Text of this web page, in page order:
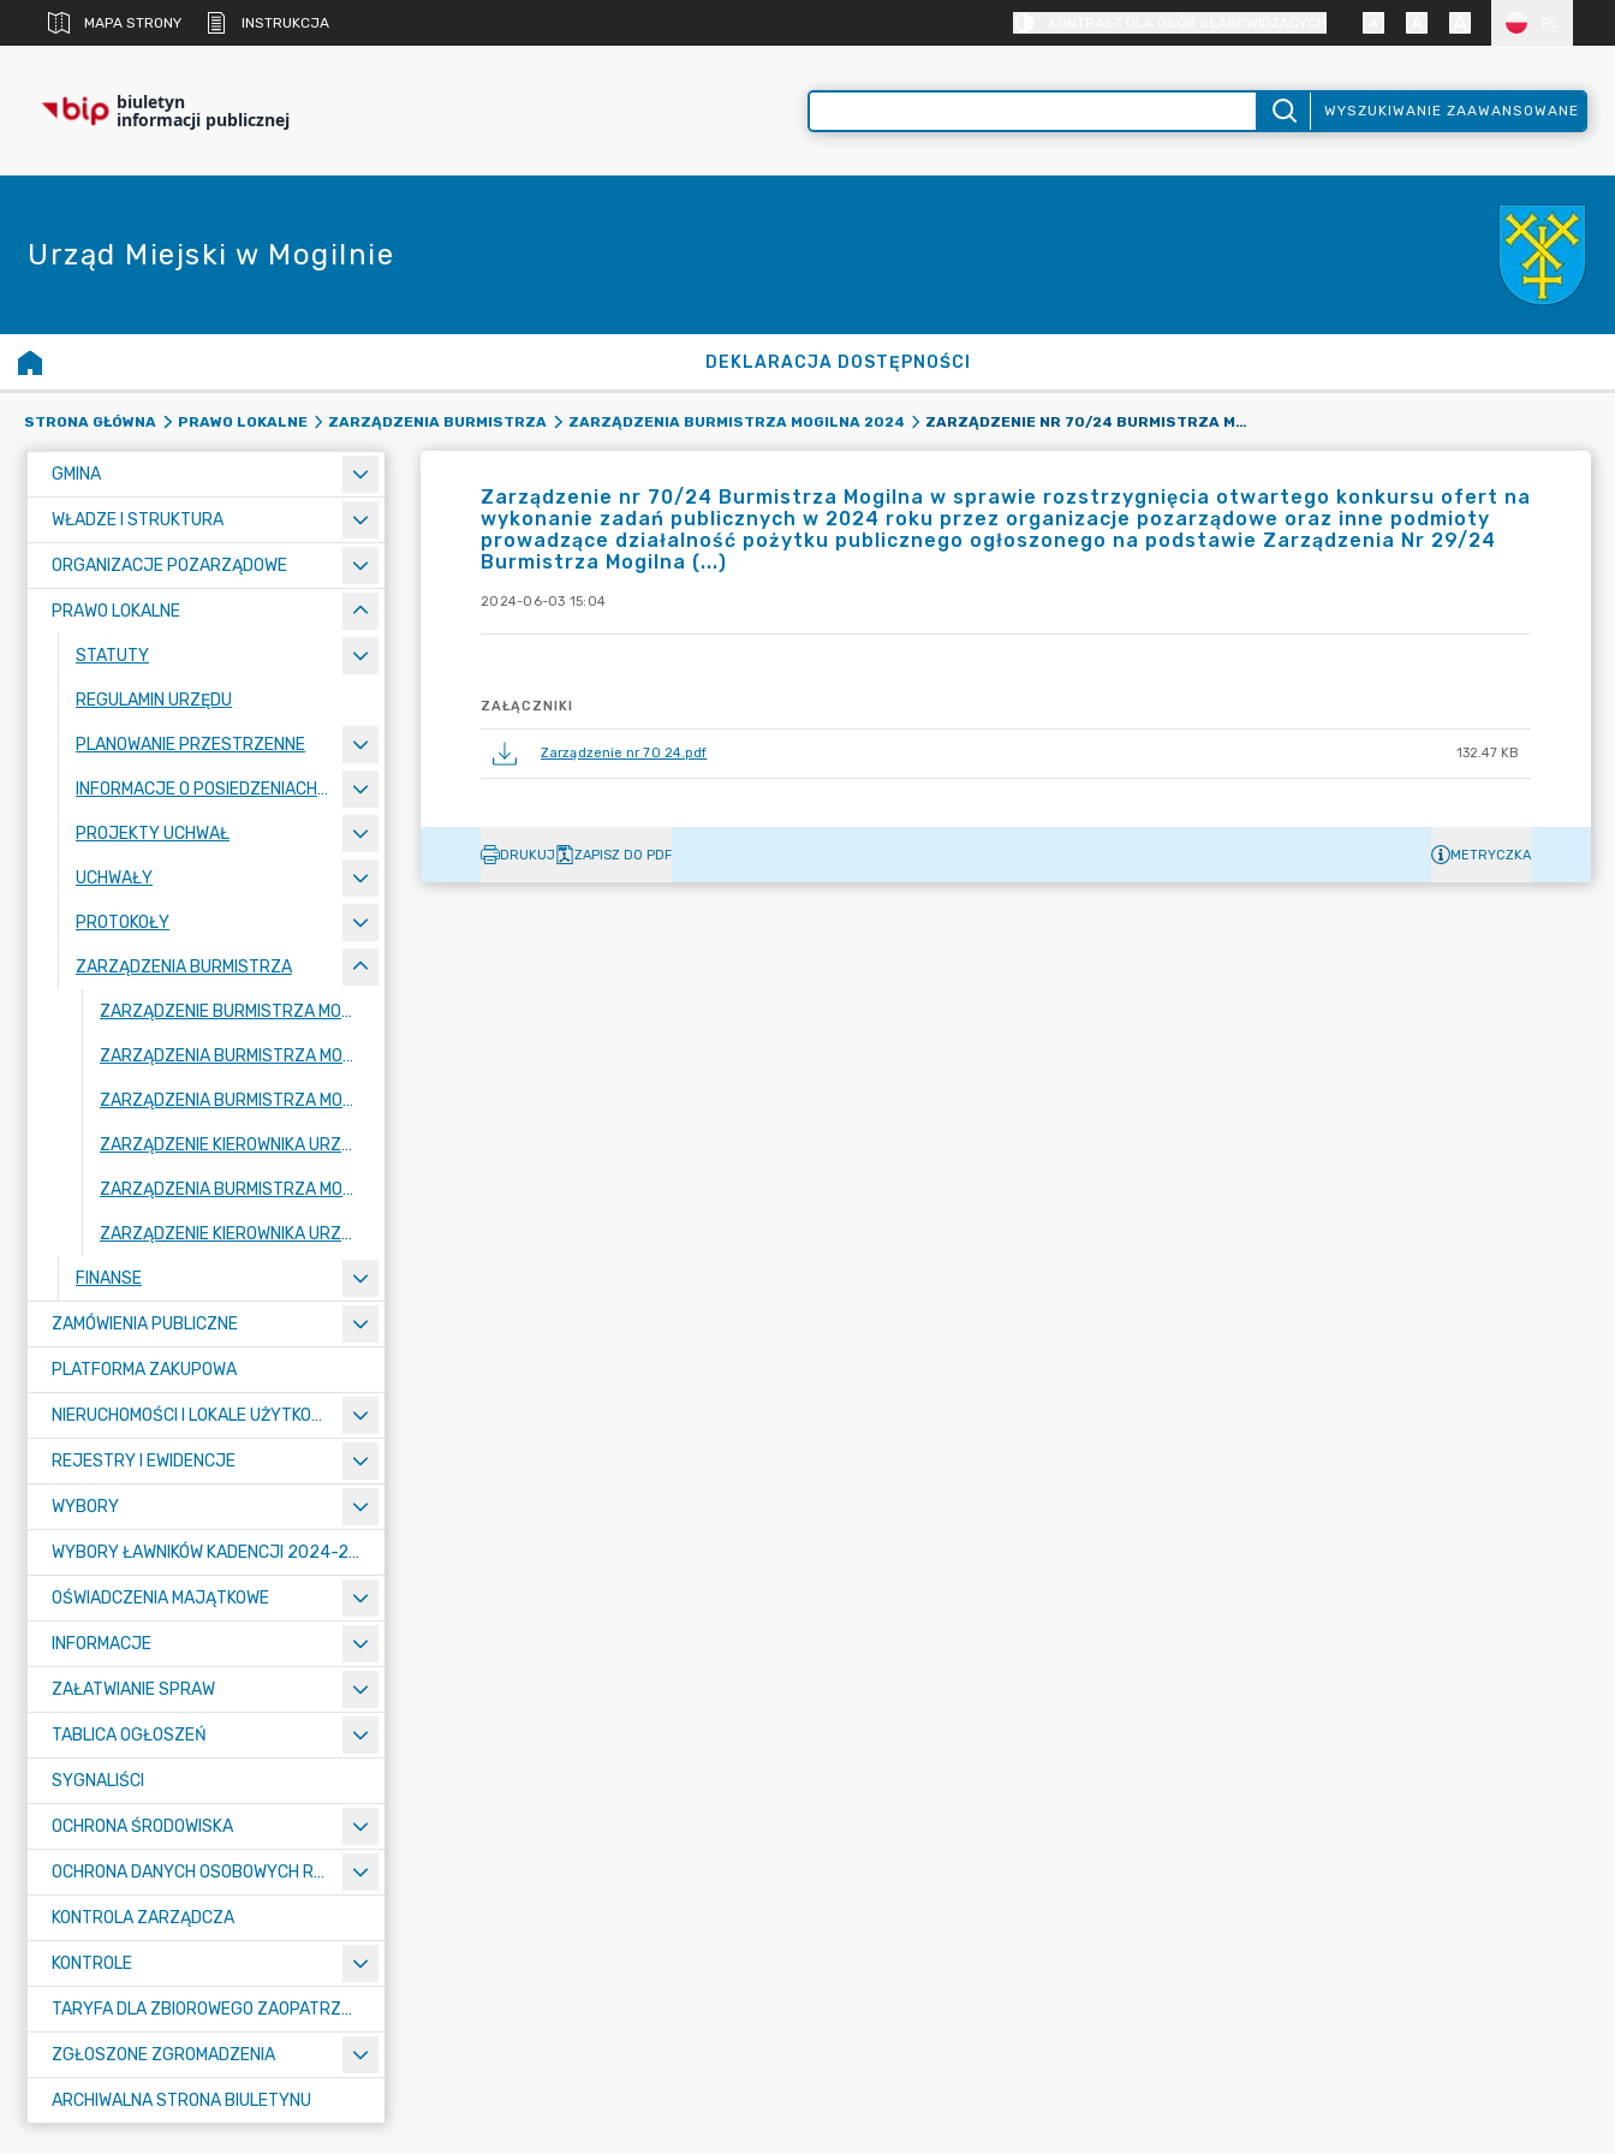
MAPA STRONY INSTRUKCJA
biuletyn
informacji publicznej WYSZUKIWANIE ZAAWANSOWANE
Urząd Miejski w Mogilnie
DEKLARACJA DOSTĘPNOŚCI
STRONA GŁÓWNA PRAWO LOKALNE ZARZĄDZENIA BURMISTRZA ZARZĄDZENIA BURMISTRZA MOGILNA 2024 ZARZĄDZENIE NR 70/24 BURMISTRZA MOGILNA W SPRAWIE ROZSTRZYGNIĘCIA OTWARTEGO KONKURSU OFERT NA WYKONANIE ZADAŃ PUBLICZNYCH W 2024 ROKU PRZEZ ORGANIZACJE POZARZĄDOWE ORAZ INNE PODMIOTY PROWADZĄCE DZIAŁALNOŚĆ POŻYTKU PUBLICZNEGO OGŁOSZONEGO NA PODSTAWIE ZARZĄDZENIA NR 29/24 BURMISTRZA MOGILNA (...)
GMINA
WŁADZE I STRUKTURA
ORGANIZACJE POZARZĄDOWE
PRAWO LOKALNE
STATUTY
REGULAMIN URZĘDU
PLANOWANIE PRZESTRZENNE
INFORMACJE O POSIEDZENIACH KOMISJI
PROJEKTY UCHWAŁ
UCHWAŁY
PROTOKOŁY
ZARZĄDZENIA BURMISTRZA
ZARZĄDZENIE BURMISTRZA MOGILNA 2026
ZARZĄDZENIA BURMISTRZA MOGILNA 2025
ZARZĄDZENIA BURMISTRZA MOGILNA 2024
ZARZĄDZENIE KIEROWNIKA URZĘDU 2024
ZARZĄDZENIA BURMISTRZA MOGILNA 2023
ZARZĄDZENIE KIEROWNIKA URZĘDU 2023
FINANSE
ZAMÓWIENIA PUBLICZNE
PLATFORMA ZAKUPOWA
NIERUCHOMOŚCI I LOKALE UŻYTKOWE
REJESTRY I EWIDENCJE
WYBORY
WYBORY ŁAWNIKÓW KADENCJI 2024-2027
OŚWIADCZENIA MAJĄTKOWE
INFORMACJE
ZAŁATWIANIE SPRAW
TABLICA OGŁOSZEŃ
SYGNALIŚCI
OCHRONA ŚRODOWISKA
OCHRONA DANYCH OSOBOWYCH RODO
KONTROLA ZARZĄDCZA
KONTROLE
TARYFA DLA ZBIOROWEGO ZAOPATRZENIA W WODĘ I ZBIOROWEGO ODPROWADZANIA ŚCIEKÓW
ZGŁOSZONE ZGROMADZENIA
ARCHIWALNA STRONA BIULETYNU
Zarządzenie nr 70/24 Burmistrza Mogilna w sprawie rozstrzygnięcia otwartego konkursu ofert na
wykonanie zadań publicznych w 2024 roku przez organizacje pozarządowe oraz inne podmioty
prowadzące działalność pożytku publicznego ogłoszonego na podstawie Zarządzenia Nr 29/24
Burmistrza Mogilna (...)
2024-06-03 15:04
ZAŁĄCZNIKI
Zarządzenie nr 70 24.pdf 132.47 KB
DRUKUJ ZAPISZ DO PDF METRYCZKA